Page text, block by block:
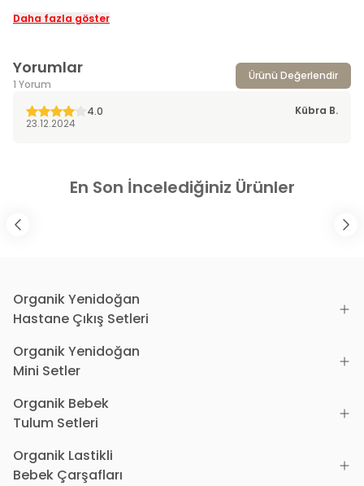
Daha fazla göster
Yorumlar
1 Yorum
Ürünü Değerlendir
4.0 Kübra B.
23.12.2024
En Son İncelediğiniz Ürünler
Organik Yenidoğan
Hastane Çıkış Setleri
Organik Yenidoğan
Mini Setler
Organik Bebek
Tulum Setleri
Organik Lastikli
Bebek Çarşafları